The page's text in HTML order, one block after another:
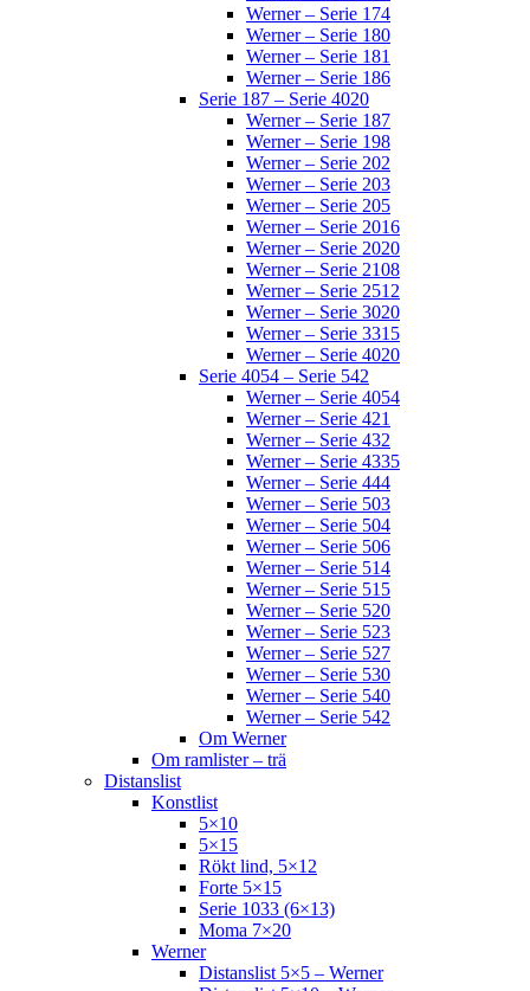
Werner – Serie 174
Werner – Serie 180
Werner – Serie 181
Werner – Serie 186
Serie 187 – Serie 4020
Werner – Serie 187
Werner – Serie 198
Werner – Serie 202
Werner – Serie 203
Werner – Serie 205
Werner – Serie 2016
Werner – Serie 2020
Werner – Serie 2108
Werner – Serie 2512
Werner – Serie 3020
Werner – Serie 3315
Werner – Serie 4020
Serie 4054 – Serie 542
Werner – Serie 4054
Werner – Serie 421
Werner – Serie 432
Werner – Serie 4335
Werner – Serie 444
Werner – Serie 503
Werner – Serie 504
Werner – Serie 506
Werner – Serie 514
Werner – Serie 515
Werner – Serie 520
Werner – Serie 523
Werner – Serie 527
Werner – Serie 530
Werner – Serie 540
Werner – Serie 542
Om Werner
Om ramlister – trä
Distanslist
Konstlist
5×10
5×15
Rökt lind, 5×12
Forte 5×15
Serie 1033 (6×13)
Moma 7×20
Werner
Distanslist 5×5 – Werner